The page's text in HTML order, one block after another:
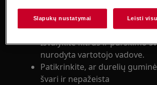
pakeiskite pažeistus
Patikrinkite, ar krepšeliai
nurodyta vartotojo vadove.
Išvalykite filtrus ir purškimo
nurodyta vartotojo vadove.
Patikrinkite, ar durelių
švari ir nepažeista
Slapukų nustatymai Leisti